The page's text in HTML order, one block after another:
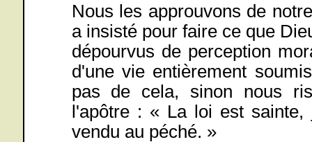
Nous les approuvons de
a insisté pour faire ce que
dépourvus de perception
d'une vie entièrement
pas de cela, sinon nous
l'apôtre : « La loi est
vendu au péché. »